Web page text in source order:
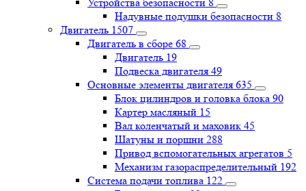
Надувные подушки безопасности 8
Двигатель 1507
Двигатель в сборе 68
Двигатель 19
Подвеска двигателя 49
Основные элементы двигателя 635
Блок цилиндров и головка блока 90
Картер масляный 15
Вал коленчатый и маховик 45
Шатуны и поршни 288
Привод вспомогательных агрегатов 5
Механизм газораспределительный 192
Система подачи топлива 122